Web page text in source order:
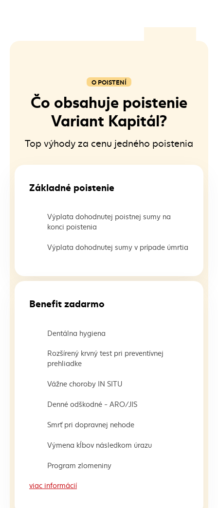
O POISTENÍ
Čo obsahuje poistenie
Variant Kapitál?
Top výhody za cenu jedného poistenia
Základné poistenie
Výplata dohodnutej poistnej sumy na
konci poistenia
Výplata dohodnutej sumy v prípade úmrtia
Benefit zadarmo
Dentálna hygiena
Rozšírený krvný test pri preventívnej
prehliadke
Vážne choroby IN SITU
Denné odškodné - ARO/JIS
Smrť pri dopravnej nehode
Výmena kĺbov následkom úrazu
Program zlomeniny
viac informácií